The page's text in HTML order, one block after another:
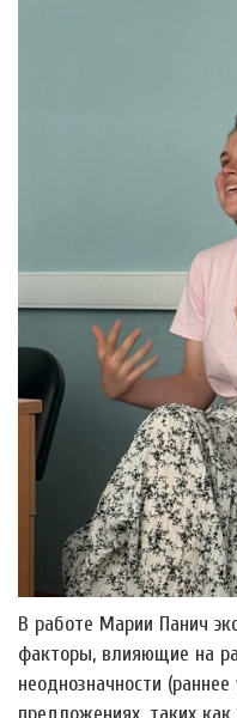
В работе Марии Панич
факторы, влияющие на
неоднозначности